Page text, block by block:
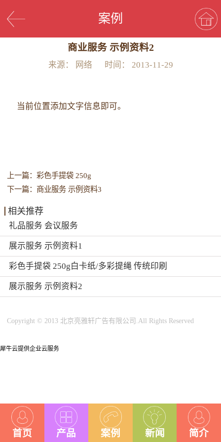
案例
首页 产品 案例 新闻 简介
商业服务 示例资料2
来源： 网络 时间： 2013-11-29
当前位置添加文字信息即可。
上一篇： 彩色手提袋 250g
下一篇： 商业服务 示例资料3
相关推荐
礼品服务 会议服务
展示服务 示例资料1
彩色手提袋 250g白卡纸/多彩提绳 传统印刷
展示服务 示例资料2
Copyright © 2013 北京亮雅轩广告有限公司.All Rights Reserved
犀牛云提供企业云服务